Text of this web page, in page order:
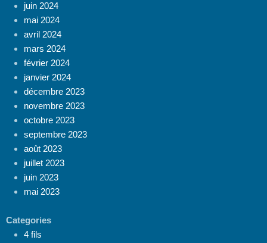
juin 2024
mai 2024
avril 2024
mars 2024
février 2024
janvier 2024
décembre 2023
novembre 2023
octobre 2023
septembre 2023
août 2023
juillet 2023
juin 2023
mai 2023
Categories
4 fils